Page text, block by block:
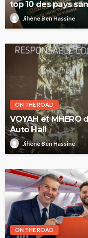
top 10 des pays
2026Jihène Ben Hassine
ON THE ROAD
VOYAH et
Auto Hall
Jihène Ben Hassine
ON THE ROAD